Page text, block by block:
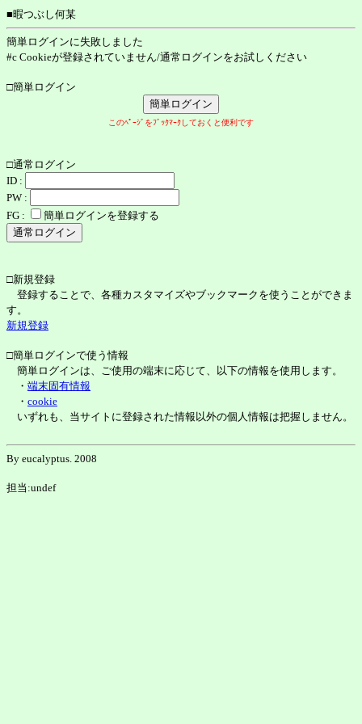
■暇つぶし何某
簡単ログインに失敗しました
#c Cookieが登録されていません/通常ログインをお試しください
□簡単ログイン
このﾍﾟｰｼﾞをﾌﾞｯｸﾏｰｸしておくと便利です
□通常ログイン
ID :
PW :
FG :
簡単ログインを登録する
□新規登録
登録することで、各種カスタマイズやブックマークを使うことができま
す。
新規登録
□簡単ログインで使う情報
簡単ログインは、ご使用の端末に応じて、以下の情報を使用します。
・ 端末固有情報
・ cookie
いずれも、当サイトに登録された情報以外の個人情報は把握しません。
By eucalyptus. 2008
担当:undef